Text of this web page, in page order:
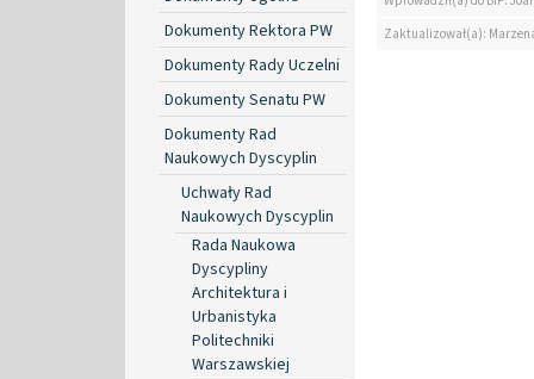
Dokumenty Rektora PW
Dokumenty Rady Uczelni
Dokumenty Senatu PW
Dokumenty Rad
Naukowych Dyscyplin
Uchwały Rad
Naukowych Dyscyplin
Rada Naukowa
Dyscypliny
Architektura i
Urbanistyka
Politechniki
Warszawskiej
Zaktualizował(a):